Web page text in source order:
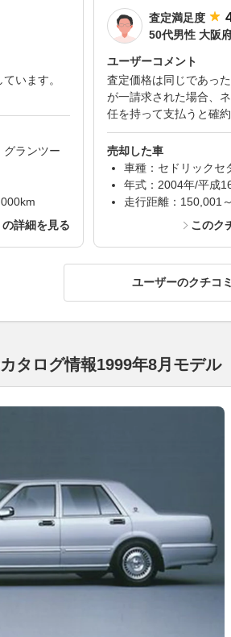
います。
グランツー
詳細を見る
査定満足度
50代男性 大阪
ユーザーコメント
査定価格は同じであっ
が一請求された場合、
任を持って支払うと確
売却した車
車種：セドリックセ
年式：2004年/平成
走行距離：150,001
このク
ユーザーのクチコ
タログ情報1999年8月モデル